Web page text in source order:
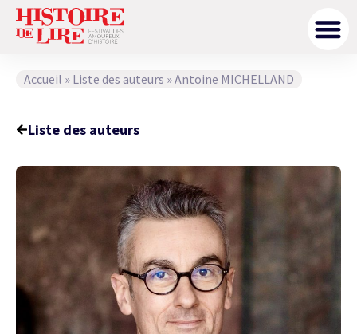
Accueil » Liste des auteurs »Antoine MICHELLAND
Liste des auteurs